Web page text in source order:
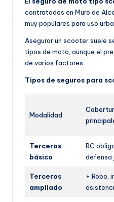
contratados en Muro de
muy populares para uso
Asegurar un scooter suele
tipos de moto, aunque el
de varios factores.
Tipos de seguros para
Modalidad
Terceros
básico
RC
defensa
Terceros
ampliado
+ Robo,